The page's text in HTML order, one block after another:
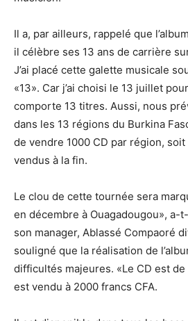
Il a, par ailleurs, rappelé que
il célèbre ses 13 ans de carrière
J’ai placé cette galette musicale
«13». Car j’ai choisi le 13 juillet
comporte 13 titres. Aussi, nous
dans les 13 régions du Burkina
de vendre 1000 CD par région, soit
vendus à la fin.
Le clou de cette tournée sera
en décembre à Ouagadougou», a-
son manager, Ablassé Compaoré
souligné que la réalisation de
difficultés majeures. «Le CD est
est vendu à 2000 francs CFA.